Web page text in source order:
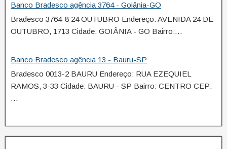
Banco Bradesco agência 3764 - Goiânia-GO
Bradesco 3764-8 24 OUTUBRO Endereço: AVENIDA 24 DE
OUTUBRO, 1713 Cidade: GOIÂNIA - GO Bairro:…
Banco Bradesco agência 13 - Bauru-SP
Bradesco 0013-2 BAURU Endereço: RUA EZEQUIEL
RAMOS, 3-33 Cidade: BAURU - SP Bairro: CENTRO CEP:
…